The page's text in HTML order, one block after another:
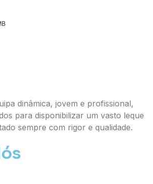
dinâmica, jovem e profissional,
para disponibilizar um vasto leque
sempre com rigor e qualidade.